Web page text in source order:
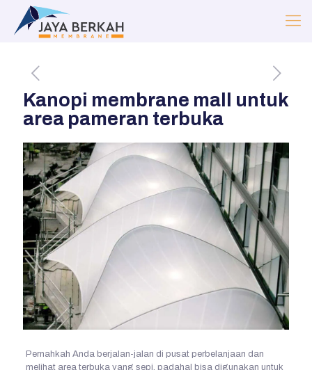
Kanopi membrane mall untuk
area pameran terbuka
Pernahkah Anda berjalan-jalan di pusat perbelanjaan dan
melihat area terbuka yang sepi, padahal bisa digunakan untuk